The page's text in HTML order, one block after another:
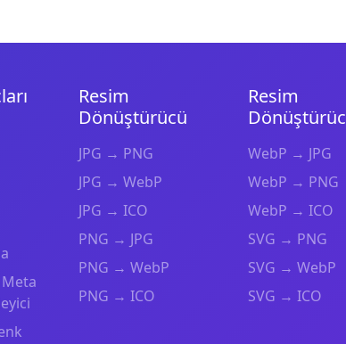
Resim
Dönüştürücü
JPG → PNG
JPG → WebP
JPG → ICO
PNG → JPG
PNG → WebP
PNG → ICO
Resim
WebP → JPG
WebP → PNG
WebP → ICO
SVG → PNG
SVG → WebP
SVG → ICO